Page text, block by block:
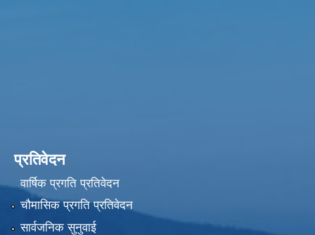
प्रतिवेदन
वार्षिक प्रगति प्रतिवेदन
चौमासिक प्रगति प्रतिवेदन
सार्वजनिक सुनुवाई